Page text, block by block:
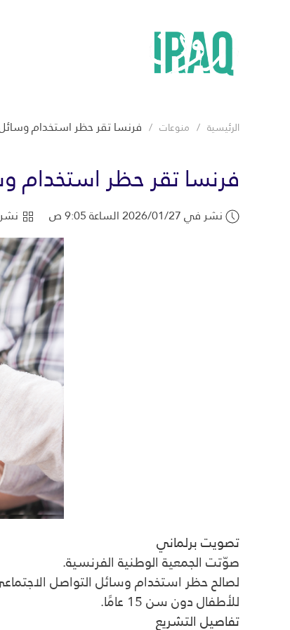
الرئيسية منوعات فرنسا تقر حظر استخدام وسائل
فرنسا تقر حظر استخدام
نشر في 2026/01/27 الساعة 9:05 ص
تصويت برلماني
صوّتت الجمعية الوطنية الفرنسية.
لصالح حظر استخدام وسائل التواصل
للأطفال دون سن 15 عامًا.
تفاصيل التشريع